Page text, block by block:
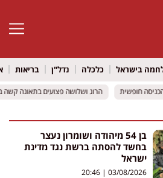
פתח
בישראל כלכלה נדל"ן בריאות
חופשית
חופשית הרוג ושלושה פצועים בתאונה קשה בכביש 316 סמוך למיתר: שני כלי רכב
הרוג ושלושה פצועים בתאונה קשה בכביש 316 סמוך למיתר: שני כלי רכב
בן 54 מיהודה ושומרון נעצר
בחשד להסתה ברשת נגד מדינת
ישראל
03/08/2026